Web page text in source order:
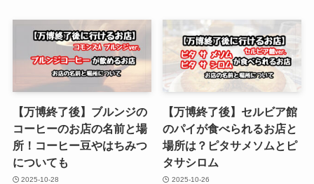
【万博終了後】ブルンジの
コーヒーのお店の名前と場
所！コーヒー豆やはちみつ
についても
2025-10-28
【万博終了後】セルビア館
のパイが食べられるお店と
場所は？ピタサメソムとピ
タサシロム
2025-10-26